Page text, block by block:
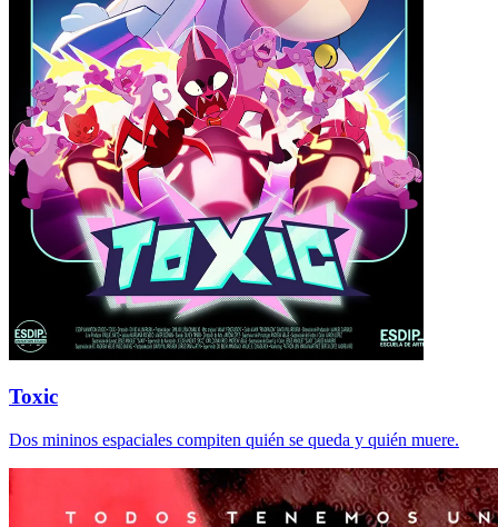
Toxic
Dos mininos espaciales compiten quién se queda y quién muere.